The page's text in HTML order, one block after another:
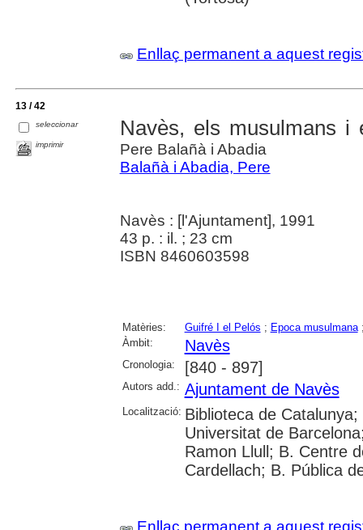
Enllaç permanent a aquest
13 / 42
seleccionar
imprimir
Navès, els musulmans
Pere Balañà i Abadia
Balañà i Abadia, Pere
Navès : [l'Ajuntament], 1991
43 p. : il. ; 23 cm
ISBN 8460603598
Matèries: Guifré I el Pelós ; Epoca musulmana
Àmbit:
Navès
Cronologia: [840 - 897]
Autors add.: Ajuntament de Navès
Localització: Biblioteca de
Universitat de
Ramon Llull; B. Centre
Cardellach; B. Pública